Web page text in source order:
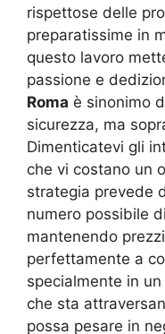
rispettose delle
preparatissime in
questo lavoro
passione e
Roma è sinonimo
sicurezza, ma
Dimenticatevi gli
che vi costano un
strategia prevede
numero possibile
mantenendo
perfettamente a
specialmente in
che sta
possa pesare in